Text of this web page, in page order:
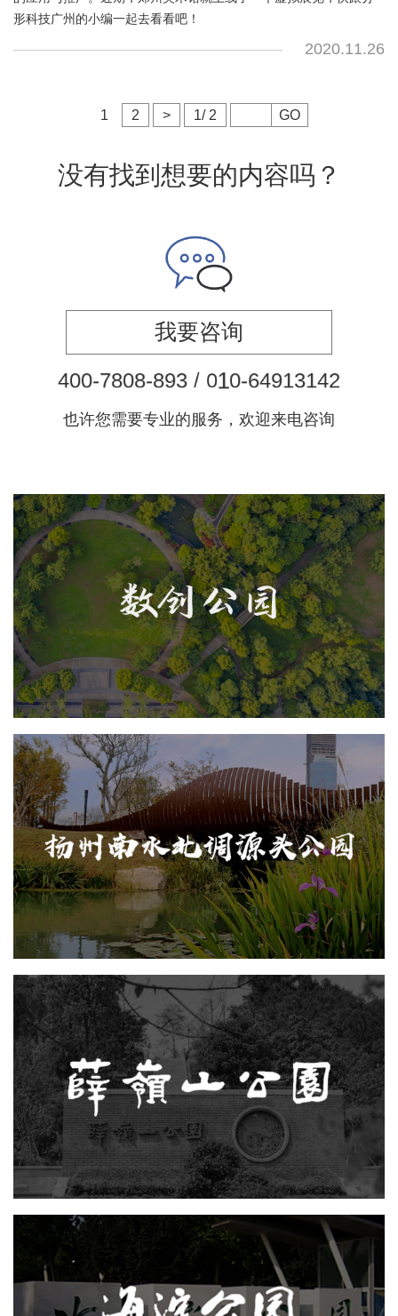
形科技广州的小编一起去看看吧！
2020.11.26
1 2 > 1/ 2 GO
没有找到想要的内容吗？
我要咨询
400-7808-893 / 010-64913142
也许您需要专业的服务，欢迎来电咨询
江西上饶数创公园
AI人工智能 智慧公园 旅游休闲
智能步道
AR太极
扬州南水北调源头...
AI人工智能 旅游休闲
智能语音亭
智能大数据平台
AR太极 智慧公园
厦门薛岭山公园
AI人工智能 智慧公园 旅游休闲
智能语音亭
AR太极
海淀公园